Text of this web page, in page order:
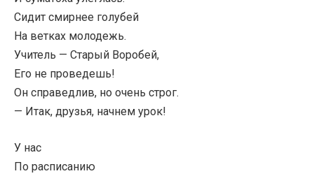
Сидит смирнее голубей
На ветках молодежь.
Учитель — Старый Воробей,
Его не проведешь!
Он справедлив, но очень строг.
— Итак, друзья, начнем урок!
У нас
По расписанию